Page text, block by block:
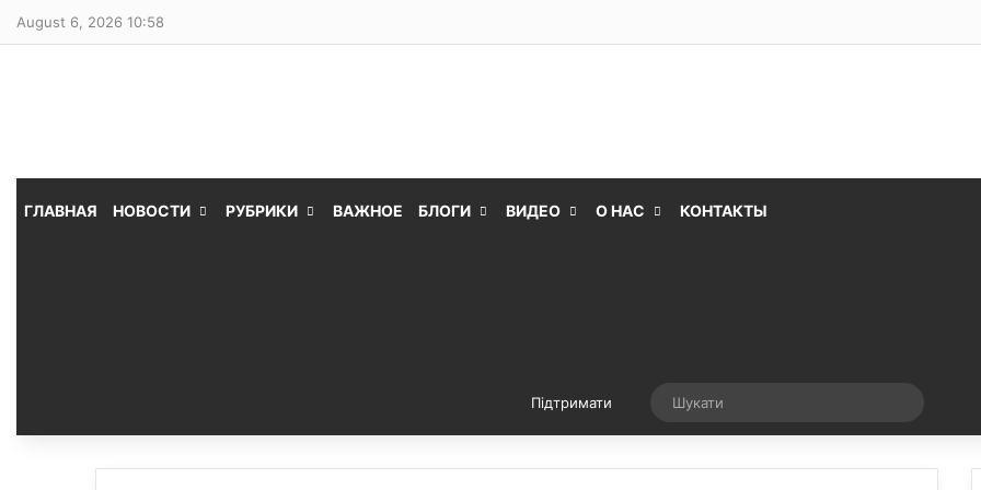
August 6, 2026 10:58
ГЛАВНАЯ НОВОСТИ РУБРИКИ ВАЖНОЕ БЛОГИ ВИДЕО О НАС КОНТАКТЫ
Підтримати Випадкова стаття